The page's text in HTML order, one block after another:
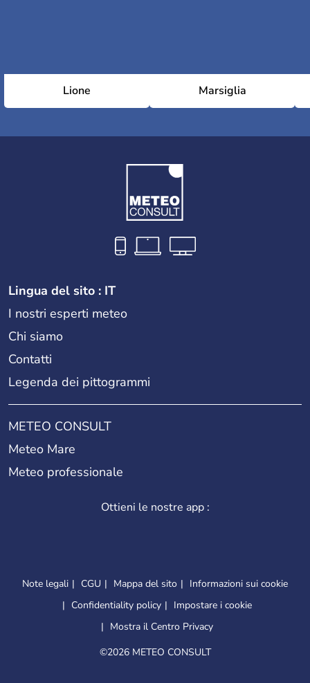
Lione Marsiglia
Lingua del sito : IT
I nostri esperti meteo
Chi siamo
Contatti
Legenda dei pittogrammi
METEO CONSULT
Meteo Mare
Meteo professionale
Ottieni le nostre app :
Note legali CGU Mappa del sito
Informazioni sui cookie
Confidentiality policy
Impostare i cookie
Mostra il Centro Privacy
©2026 METEO CONSULT